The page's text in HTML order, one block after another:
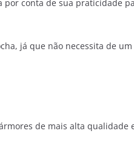
conta de sua praticidade
já que não necessita de
de mais alta qualidade